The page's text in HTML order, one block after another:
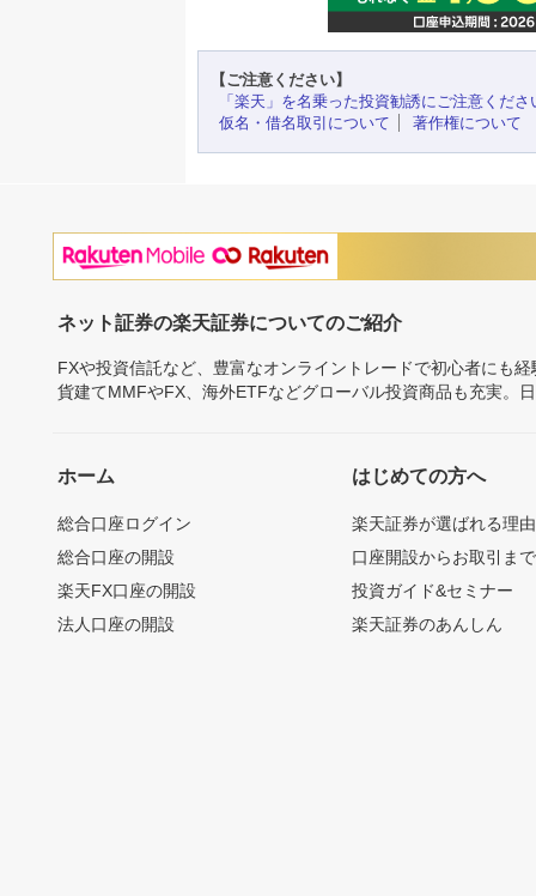
【ご注意ください】
「楽天」を名乗った投資勧誘にご注意くださ
仮名・借名取引について
著作権について
ネット証券の楽天証券についてのご紹介
FXや投資信託など、豊富なオンライントレードで初心者にも
貨建てMMFやFX、海外ETFなどグローバル投資商品も充実。
ホーム
総合口座ログイン
総合口座の開設
楽天FX口座の開設
法人口座の開設
はじめての方へ
楽天証券が選ばれる理由
口座開設からお取引ま
投資ガイド&セミナー
楽天証券のあんしん